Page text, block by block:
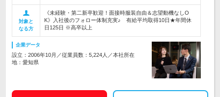
対象と
なる方
《未経験・第二新卒歓迎！面接時服装自由＆志望動機なしO
K》入社後のフォロー体制充実♪ 有給平均取得10日★年間休
日125日 ※高卒以上
企業データ
設立：2006年10月／従業員数：5,224人／本社所在
地：愛知県